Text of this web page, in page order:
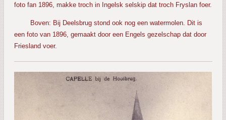
foto fan 1896, makke troch in Ingelsk selskip dat troch Fryslan foer.
Boven: Bij Deelsbrug stond ook nog een watermolen. Dit is
een foto van 1896, gemaakt door een Engels gezelschap dat door
Friesland voer.